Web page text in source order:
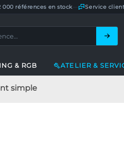
000 références en stock Service
& RGB ATELIER &
simple